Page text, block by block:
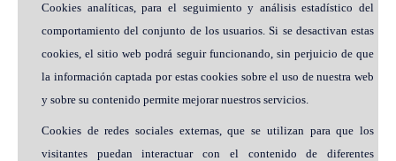
Cookies analíticas, para el seguimiento y análisis estadístico del
comportamiento del conjunto de los usuarios. Si se desactivan estas
cookies, el sitio web podrá seguir funcionando, sin perjuicio de que
la información captada por estas cookies sobre el uso de nuestra web
y sobre su contenido permite mejorar nuestros servicios.
Cookies de redes sociales externas, que se utilizan para que los
visitantes puedan interactuar con el contenido de diferentes